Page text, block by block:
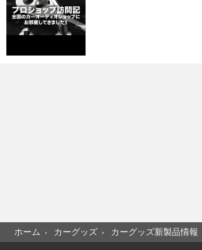
ホーム › カーグッズ › カーグッズ新製品情報